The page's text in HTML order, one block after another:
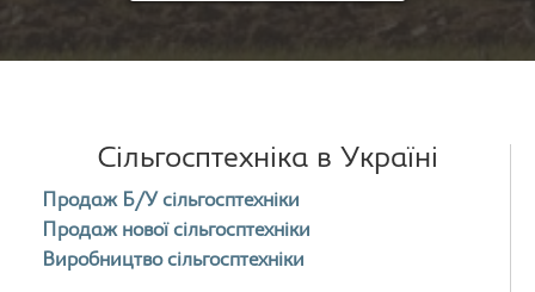
Сільгосптехніка в Україні
Продаж Б/У сільгосптехніки
Продаж нової сільгосптехніки
Виробництво сільгосптехніки